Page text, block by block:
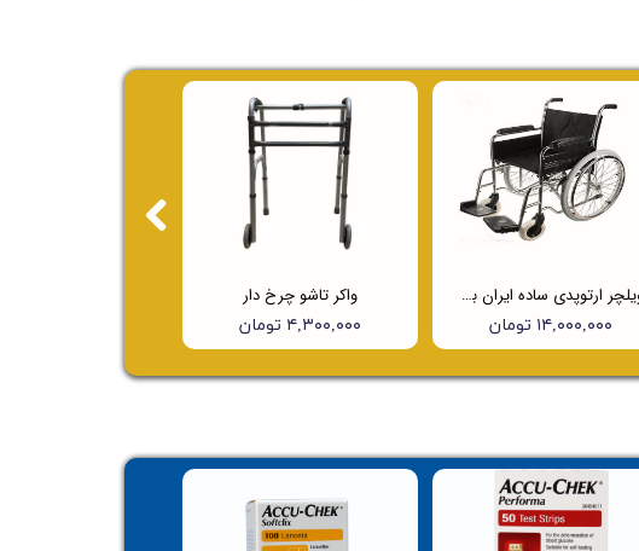
واکر تاشو چرخ دار
۴,۳۰۰,۰۰۰ تومان
ویلچر ارتوپدی ساده ایران بهکار مدل 703
۱۴,۰۰۰,۰۰۰ تومان